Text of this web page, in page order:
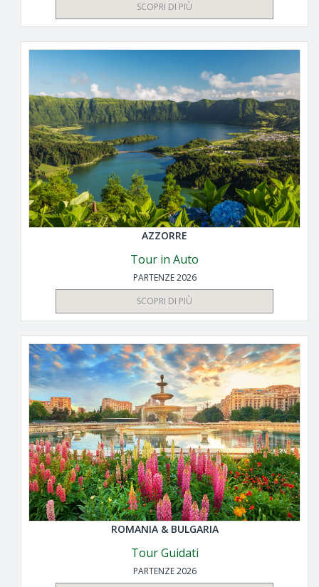
SCOPRI DI PIÙ
AZZORRE
Tour in Auto
PARTENZE 2026
SCOPRI DI PIÙ
ROMANIA & BULGARIA
Tour Guidati
PARTENZE 2026